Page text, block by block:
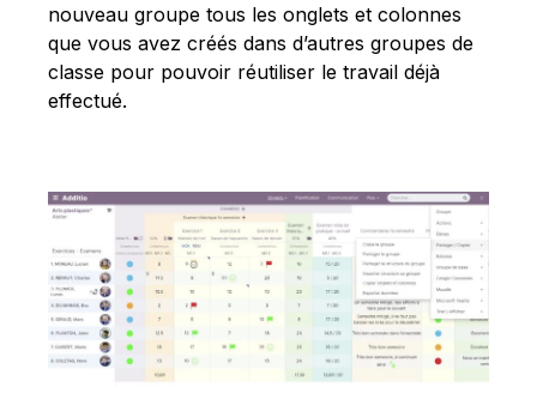
nouveau groupe tous les onglets et colonnes
que vous avez créés dans d’autres groupes de
classe pour pouvoir réutiliser le travail déjà
effectué.